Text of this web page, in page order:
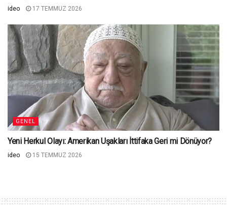
ideo 17 TEMMUZ 2026
GENEL
Yeni Herkul Olayı: Amerikan Uşakları İttifaka Geri mi Dönüyor?
ideo 15 TEMMUZ 2026